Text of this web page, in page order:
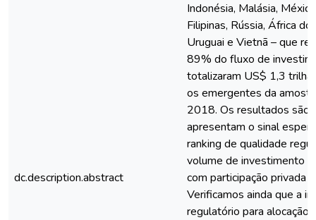
dc.description.abstract
Indonésia, Malásia,
Filipinas, Rússia, África do
Uruguai e Vietnã – que
89% do fluxo de
totalizaram US$ 1,3
os emergentes da
2018. Os resultados são
apresentam o sinal
ranking de qualidade
volume de investimento
com participação privada
Verificamos ainda que a
regulatório para alocação